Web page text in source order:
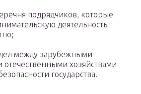
подрядчиков, которые
деятельность
между зарубежными
отечественными хозяйствами
государства.